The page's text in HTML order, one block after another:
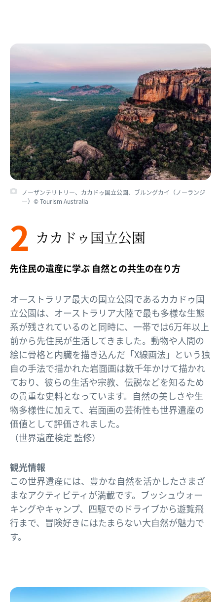
ノーザンテリトリー、カカドゥ国立公園、ブルングカイ（ノーランジ
ー）© Tourism Australia
2 カカドゥ国立公園
先住民の遺産に学ぶ 自然との共生の在り方
オーストラリア最大の国立公園であるカカドゥ国
立公園は、オーストラリア大陸で最も多様な生態
系が残されているのと同時に、一帯では6万年以上
前から先住民が生活してきました。動物や人間の
絵に骨格と内臓を描き込んだ「X線画法」という独
自の手法で描かれた岩面画は数千年かけて描かれ
ており、彼らの生活や宗教、伝説などを知るため
の貴重な史料となっています。自然の美しさや生
物多様性に加えて、岩面画の芸術性も世界遺産の
価値として評価されました。
（世界遺産検定 監修）
観光情報
この世界遺産には、豊かな自然を活かしたさまざ
まなアクティビティが満載です。ブッシュウォー
キングやキャンプ、四駆でのドライブから遊覧飛
行まで、冒険好きにはたまらない大自然が魅力で
す。